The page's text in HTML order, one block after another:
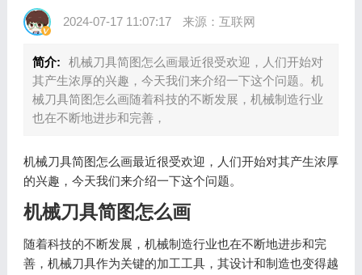
2024-07-17 11:07:17 来源：互联网
简介:
机械刀具简图怎么画最近很受欢迎，人们开始对
其产生浓厚的兴趣，今天我们来介绍一下这个问题。机
械刀具简图怎么画随着科技的不断发展，机械制造行业
也在不断地进步和完善，
机械刀具简图怎么画最近很受欢迎，人们开始对其产生浓厚
的兴趣，今天我们来介绍一下这个问题。
机械刀具简图怎么画
随着科技的不断发展，机械制造行业也在不断地进步和完
善，机械刀具作为关键的加工工具，其设计和制造也变得越